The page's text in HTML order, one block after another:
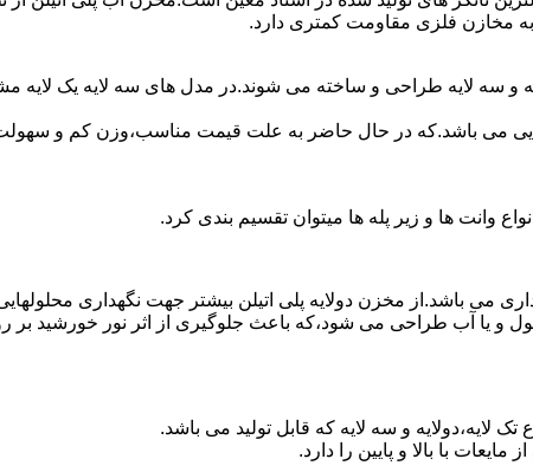
مخازن فلزی مقاومت کمتری دارد.
و سه لایه طراحی و ساخته می شوند.در مدل های سه لایه یک لایه
می باشد.که در حال حاضر به علت قیمت مناسب،وزن کم و
وانت ها و زیر پله ها میتوان تقسیم بندی کرد.
می باشد.از مخزن دولایه پلی اتیلن بیشتر جهت نگهداری
و یا آب طراحی می شود،که باعث جلوگیری از اثر نور خورشید بر
با بالا و پایین را دارد.